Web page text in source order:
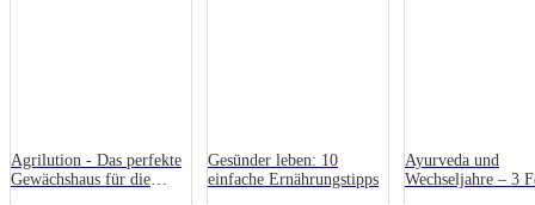
Agrilution - Das perfekte
Gewächshaus für die
Gesünder leben: 10
einfache Ernährungstipps
Ayurveda und
Wechseljahre – 3